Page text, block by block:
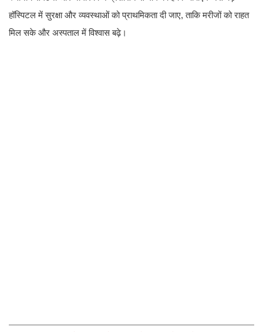
हॉस्पिटल में सुरक्षा और व्यवस्थाओं को प्राथमिकता दी जाए, ताकि मरीजों को राहत
मिल सके और अस्पताल में विश्वास बढ़े।